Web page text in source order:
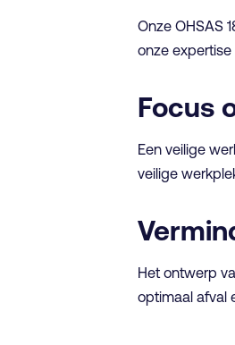
Onze OHSAS
onze
Focus
Een veilige
veilige
Het ontwerp
optimaal afval